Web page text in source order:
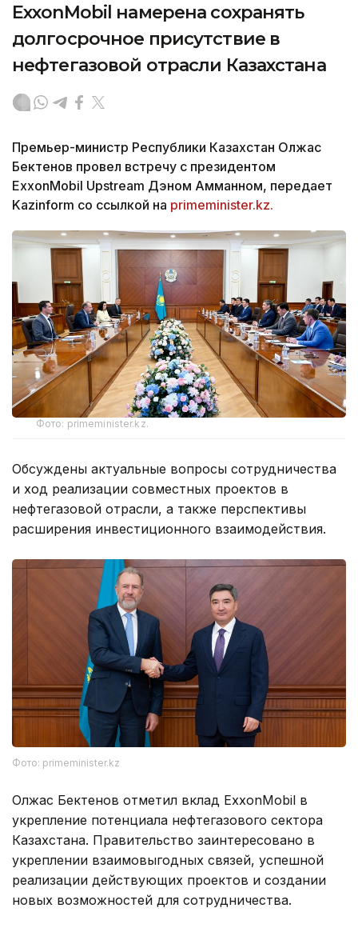
ExxonMobil намерена сохранять
долгосрочное присутствие в
нефтегазовой отрасли Казахстана
Премьер-министр Республики Казахстан Олжас
Бектенов провел встречу с президентом
ExxonMobil Upstream Дэном Амманном, передает
Kazinform со ссылкой на primeminister.kz.
Фото: primeminister.kz.
Обсуждены актуальные вопросы сотрудничества
и ход реализации совместных проектов в
нефтегазовой отрасли, а также перспективы
расширения инвестиционного взаимодействия.
Фото: primeminister.kz
Олжас Бектенов отметил вклад ExxonMobil в
укрепление потенциала нефтегазового сектора
Казахстана. Правительство заинтересовано в
укреплении взаимовыгодных связей, успешной
реализации действующих проектов и создании
новых возможностей для сотрудничества.